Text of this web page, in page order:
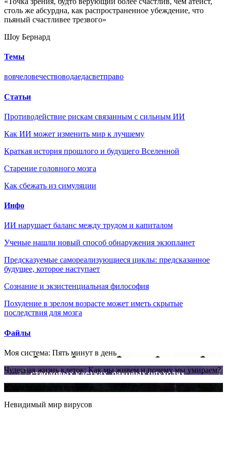
столь же абсурдна, как распространенное убеждение, что
пьяный счастливее трезвого»
Шоу Бернард
Темы
вовчеловечествоводаедасветправо
Статьи
Противодействие рискам связанным с сильным ИИ
Как ИИ может изменить мир к лучшему
Краткая история прошлого и будущего Вселенной
Старение головного мозга
Как сбежать из симуляции
Инфо
ИИ нарушает баланс между трудом и капиталом
Ученые нашли новый способ обнаружения экзопланет
Предсказуемые самореализующиеся циклы: предсказанное
будущее, которое наступает
Сознание и экзистенциальная философия
Похудение в зрелом возрасте может иметь скрытые
последствия для мозга
Файлы
Моя система: Пять минут в день
Чудесная жизнь клеток: Как мы живем и почему мы умираем?
Краткая история времени
Невидимый мир вирусов